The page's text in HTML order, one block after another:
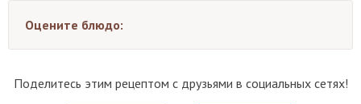
Оцените блюдо:
Поделитесь этим рецептом с друзьями в социальных сетях!